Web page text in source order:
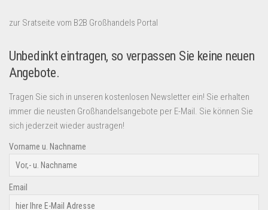
zur Sratseite vom B2B Großhandels Portal
Unbedinkt eintragen, so verpassen Sie keine neuen
Angebote.
Tragen Sie sich in unseren kostenlosen Newsletter ein! Sie erhalten
immer die neusten Großhandelsangebote per E-Mail. Sie können Sie
sich jederzeit wieder austragen!
Vorname u. Nachname
Email